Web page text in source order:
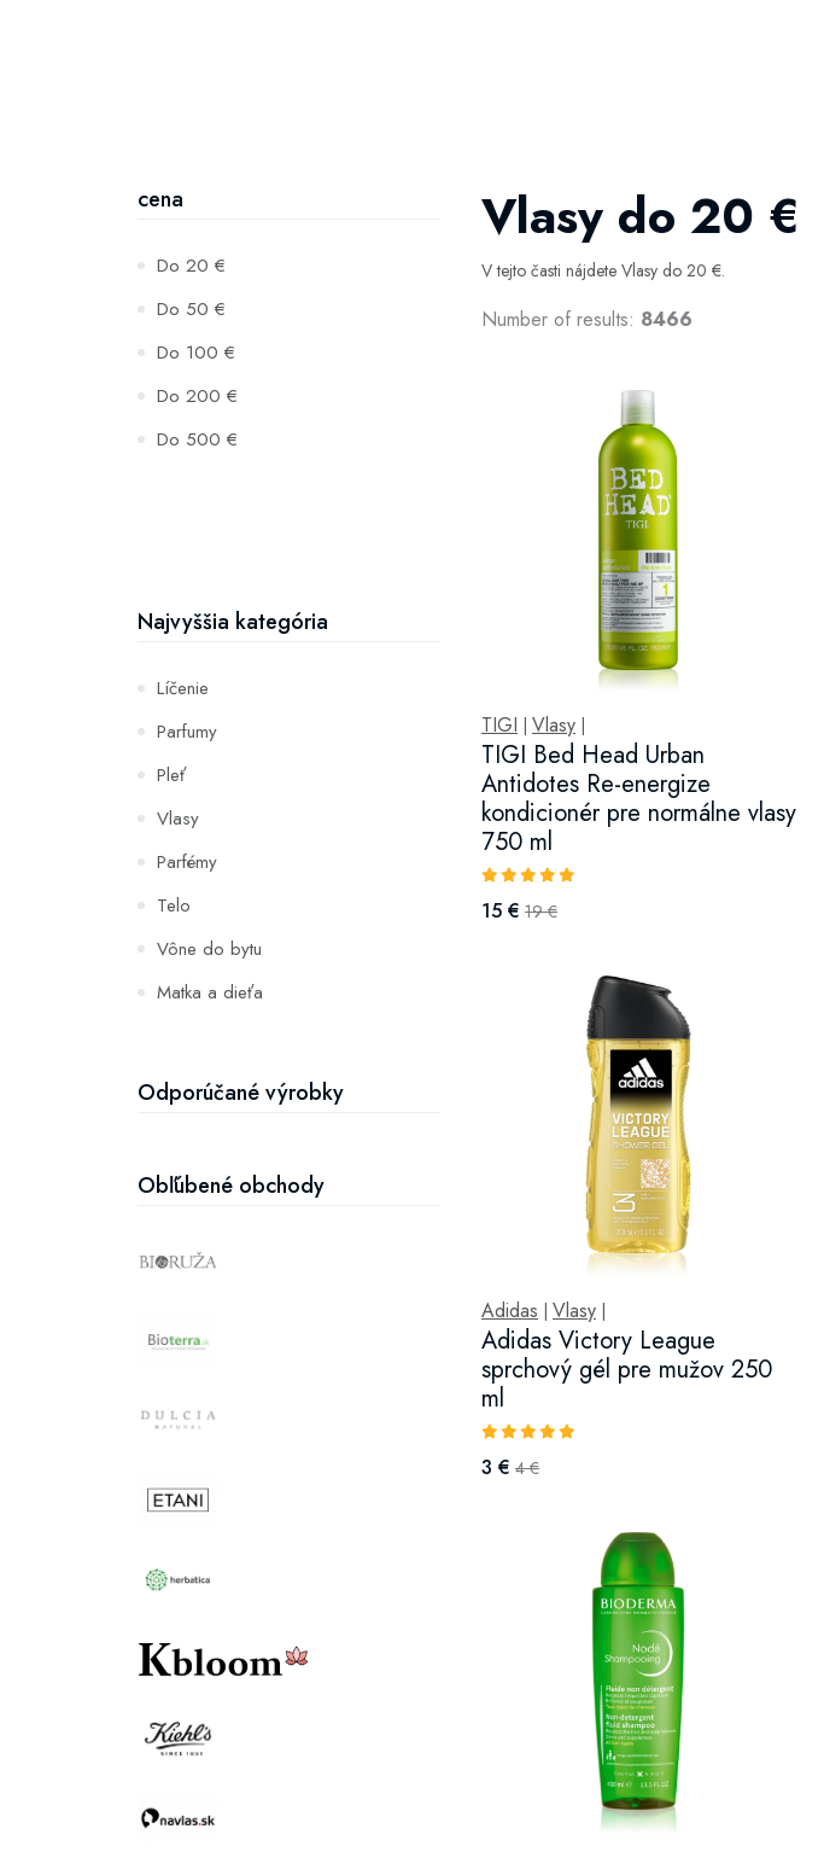
cena
Do 20 €
Do 50 €
Do 100 €
Do 200 €
Do 500 €
Najvyššia kategória
Líčenie
Parfumy
Pleť
Vlasy
Parfémy
Telo
Vône do bytu
Matka a dieťa
Hydratácia a výživa pleti
Odporúčané výrobky
Obľúbené obchody
Vlasy do 20 €
V tejto časti nájdete Vlasy do 20 €.
Number of results: 8466
TIGI Vlasy
TIGI Bed Head Urban
Antidotes Re-energize
kondicionér pre normálne vlasy
750 ml
15 € 19 €
Adidas Vlasy
Adidas Victory League
sprchový gél pre mužov 250
ml
3 € 4 €